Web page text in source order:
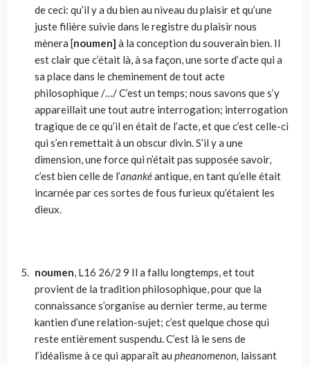
de ceci: qu’il y a du bien au niveau du plaisir et qu’une
juste fi­lière suivie dans le registre du plaisir nous
mènera [noumen] à la conception du souverain bien. Il
est clair que c’était là, à sa façon, une sorte d’acte qui a
sa place dans le cheminement de tout acte
philosophique /…/ C’est un temps; nous savons que s’y
appareillait une tout autre interrogation; interrogation
tragique de ce qu’il en était de l’acte, et que c’est celle-ci
qui s’en remettait à un obscur divin. S’il y a une
dimension, une force qui n’était pas supposée savoir,
c’est bien celle de l’anankéantique, en tant qu’elle était
incarnée par ces sortes de fous furieux qu’étaient les
dieux.
noumen, L16 26/2 9 Il a fallu longtemps, et tout
provient de la tradition philoso­phique, pour que la
connaissance s’organise au dernier terme, au terme
kantien d’une relation-sujet; c’est quelque chose qui
reste entièrement suspendu. C’est là le sens de
l’idéalisme à ce qui apparaît au pheanomenon, laissant